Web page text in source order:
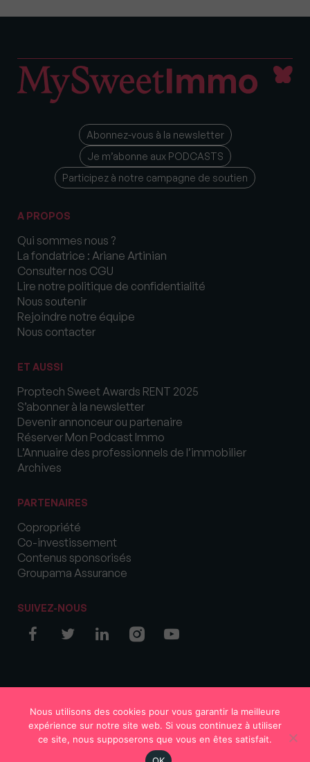
Abonnez-vous à la newsletter
Je m’abonne aux PODCASTS
Participez à notre campagne de soutien
A PROPOS
Qui sommes nous ?
La fondatrice : Ariane Artinian
Consulter nos CGU
Lire notre politique de confidentialité
Nous soutenir
Rejoindre notre équipe
Nous contacter
ET AUSSI
Proptech Sweet Awards RENT 2025
S’abonner à la newsletter
Devenir annonceur ou partenaire
Réserver Mon Podcast Immo
L’Annuaire des professionnels de l’immobilier
Archives
PARTENAIRES
Copropriété
Co-investissement
Contenus sponsorisés
Groupama Assurance
SUIVEZ-NOUS
Nous utilisons des cookies pour vous garantir la meilleure
expérience sur notre site web. Si vous continuez à utiliser
ce site, nous supposerons que vous en êtes satisfait.